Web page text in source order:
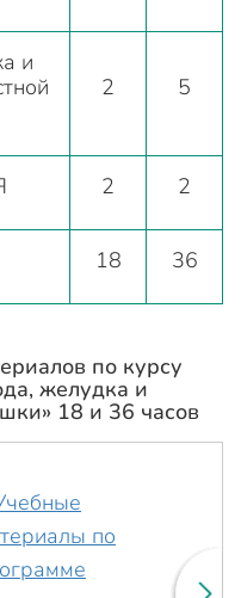
и
2 5
2 2
18 36
по курсу
желудка и
18 и 36 часов